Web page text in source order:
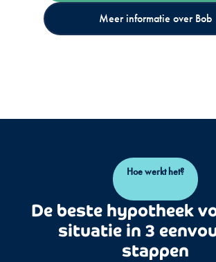
Meer informatie over Bob
Hoe werkt het?
De beste hypotheek
situatie in 3
stappen